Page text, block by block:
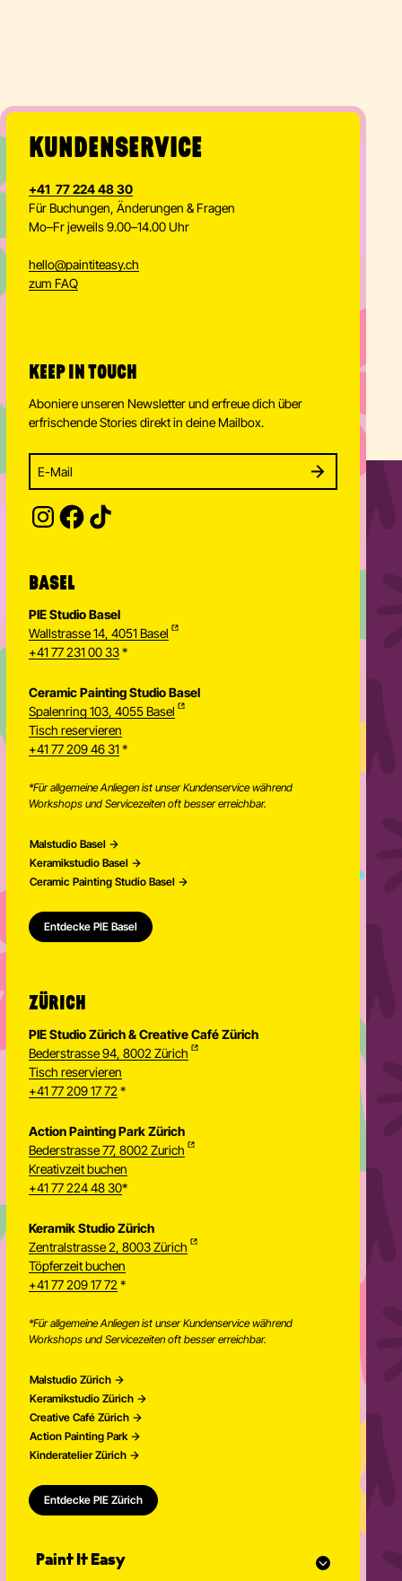
KUNDENSERVICE
+41 77 224 48 30
Für Buchungen, Änderungen & Fragen
Mo–Fr jeweils 9.00–14.00 Uhr
hello@paintiteasy.ch
zum FAQ
KEEP IN TOUCH
Aboniere unseren Newsletter und erfreue dich über
erfrischende Stories direkt in deine Mailbox.
Newsletter
Subscribe to our newsletter and stay updated.
Enter your email address to subscribe
SUBSCRIBE
BASEL
PIE Studio Basel
Wallstrasse 14, 4051 Basel
+41 77 231 00 33*
Ceramic Painting Studio Basel
Spalenring 103, 4055 Basel
Tisch reservieren
+41 77 209 46 31 *
*Für allgemeine Anliegen ist unser Kundenservice während
Workshops und Servicezeiten oft besser erreichbar.
Malstudio Basel
Keramikstudio Basel
Ceramic Painting Studio Basel
Entdecke PIE Basel
ZÜRICH
PIE Studio Zürich & Creative Café Zürich
Bederstrasse 94, 8002 Zürich
Tisch reservieren
+41 77 209 17 72 *
Action Painting Park Zürich
Bederstrasse 77, 8002 Zurich
Kreativzeit buchen
+41 77 224 48 30*
Keramik Studio Zürich
Zentralstrasse 2, 8003 Zürich
Töpferzeit buchen
+41 77 209 17 72 *
*Für allgemeine Anliegen ist unser Kundenservice während
Workshops und Servicezeiten oft besser erreichbar.
Malstudio Zürich
Keramikstudio Zürich
Creative Café Zürich
Action Painting Park
Kinderatelier Zürich
Entdecke PIE Zürich
Paint It Easy